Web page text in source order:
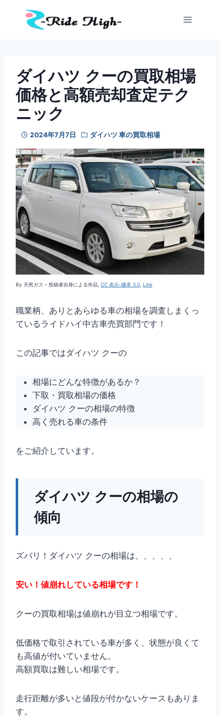
ダイハツ クーの買取相場
価格と高額売却査定テク
ニック
2024年7月7日 ダイハツ 車の買取相場
By 天然ガス – 投稿者自身による作品 CC 表示-継承 3.0 Link
職業柄、ありとあらゆる車の相場を調査しまくっ
ているライドハイ中古車売買部門です！
この記事ではダイハツ クーの
相場にどんな特徴があるか？
下取・買取相場の価格
ダイハツ クーの相場の特徴
高く売れる車の条件
をご紹介しています。
ダイハツ クーの相場の
傾向
ズバリ！ダイハツ クーの相場は、、、、、
安い！値崩れしている相場です！
クーの買取相場は値崩れが目立つ相場です。
低価格で取引されている車が多く、状態が良くて
も高値が付いていません。
高額買取は難しい相場です。
走行距離が多いと値段が付かないケースもありま
す。